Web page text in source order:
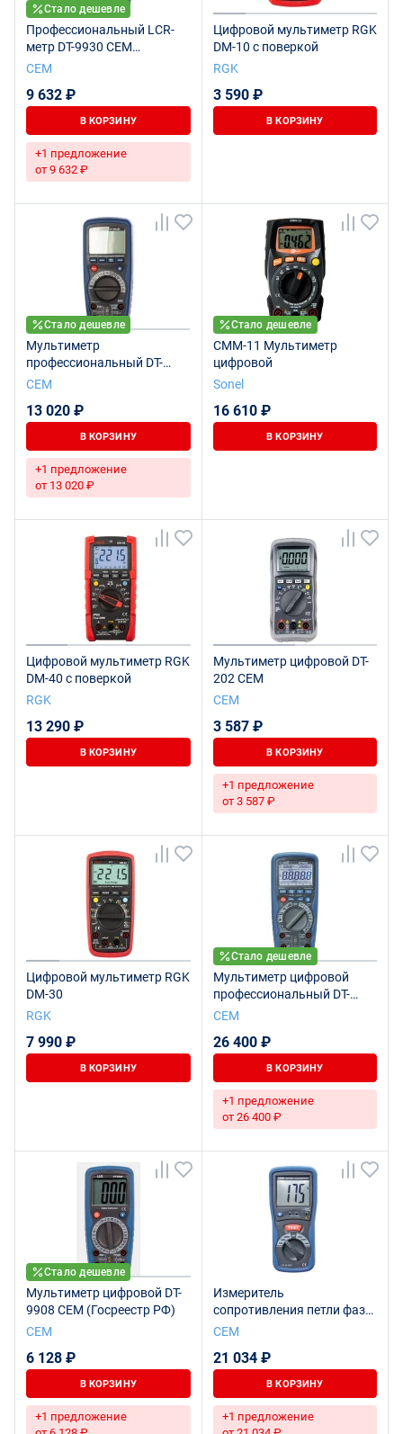
Стало дешевле
Профессиональный LCR-
метр DT-9930 CEM
мультиметр
СЕМ
9 632 ₽
В КОРЗИНУ
+1 предложение
от 9 632 ₽
Цифровой мультиметр RGK
DM-10 с поверкой
RGK
3 590 ₽
В КОРЗИНУ
Стало дешевле
Мультиметр
профессиональный DT-
9918T CEM (Госреестр РФ)
СЕМ
13 020 ₽
В КОРЗИНУ
+1 предложение
от 13 020 ₽
Стало дешевле
CMM-11 Мультиметр
цифровой
Sonel
16 610 ₽
В КОРЗИНУ
Цифровой мультиметр RGK
DM-40 с поверкой
RGK
13 290 ₽
В КОРЗИНУ
Мультиметр цифровой DT-
202 CEM
СЕМ
3 587 ₽
В КОРЗИНУ
+1 предложение
от 3 587 ₽
Цифровой мультиметр RGK
DM-30
RGK
7 990 ₽
В КОРЗИНУ
Стало дешевле
Мультиметр цифровой
профессиональный DT-
9939 CEM Беспроводной
РФ)
СЕМ
26 400 ₽
В КОРЗИНУ
+1 предложение
от 26 400 ₽
Стало дешевле
Мультиметр цифровой DT-
9908 CEM (Госреестр РФ)
СЕМ
6 128 ₽
В КОРЗИНУ
+1 предложение
Измеритель
сопротивления петли фаза-
нуль DT-5301 CEM
СЕМ
21 034 ₽
В КОРЗИНУ
+1 предложение